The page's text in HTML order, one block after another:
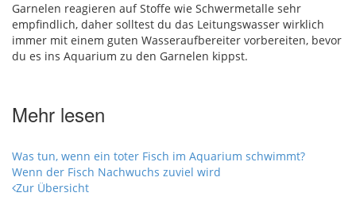
Garnelen reagieren auf Stoffe wie Schwermetalle sehr
empfindlich, daher solltest du das Leitungswasser wirklich
immer mit einem guten Wasseraufbereiter vorbereiten, bevor
du es ins Aquarium zu den Garnelen kippst.
Mehr lesen
Was tun, wenn ein toter Fisch im Aquarium schwimmt?
Wenn der Fisch Nachwuchs zuviel wird
Zur Übersicht